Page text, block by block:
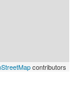
contributors